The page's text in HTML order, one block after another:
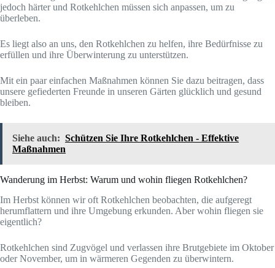
jedoch härter und Rotkehlchen müssen sich anpassen, um zu
überleben.
Es liegt also an uns, den Rotkehlchen zu helfen, ihre Bedürfnisse zu
erfüllen und ihre Überwinterung zu unterstützen.
Mit ein paar einfachen Maßnahmen können Sie dazu beitragen, dass
unsere gefiederten Freunde in unseren Gärten glücklich und gesund
bleiben.
Siehe auch: Schützen Sie Ihre Rotkehlchen - Effektive
Maßnahmen
Wanderung im Herbst: Warum und wohin fliegen Rotkehlchen?
Im Herbst können wir oft Rotkehlchen beobachten, die aufgeregt
herumflattern und ihre Umgebung erkunden. Aber wohin fliegen sie
eigentlich?
Rotkehlchen sind Zugvögel und verlassen ihre Brutgebiete im Oktober
oder November, um in wärmeren Gegenden zu überwintern.